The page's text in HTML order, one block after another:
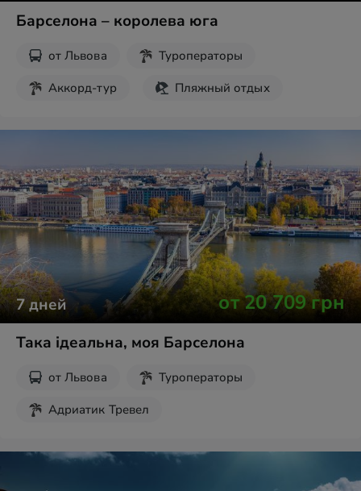
Барселона – королева юга
от Львова
Туроператоры
Аккорд-тур
Пляжный отдых
7дней от20 709грн
Така ідеальна, моя Барселона
от Львова
Туроператоры
Адриатик Тревел